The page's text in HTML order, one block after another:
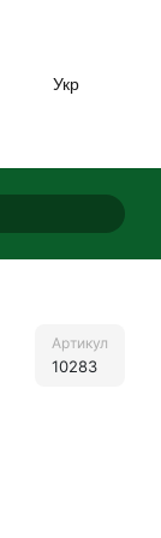
Укр
Артикул
10283